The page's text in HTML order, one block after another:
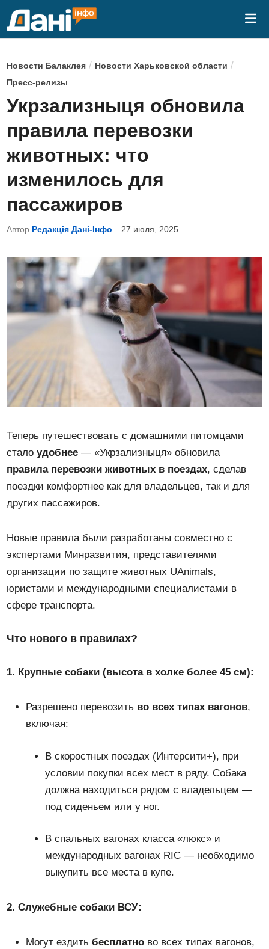
О
п
у
б
л
и
к
о
в
н
Новости Балаклея / Новости Харьковской области /
Пресс-релизы
Укрзализныця обновила
правила перевозки
животных: что
изменилось для
пассажиров
Автор Редакція Дані-Інфо 27 июля, 2025
Теперь путешествовать с домашними питомцами
сталоудобнее — «Укрзализныця» обновила
правила перевозки животных в поездах, сделав
поездки комфортнее как для владельцев, так и для
других пассажиров.
Новые правила были разработаны совместно с
экспертами Минразвития, представителями
организации по защите животных UAnimals,
юристами и международными специалистами в
сфере транспорта.
Что нового в правилах?
1. Крупные собаки (высота в холке более 45 см):
Разрешено перевозить во всех типах вагонов,
включая:
В скоростных поездах (Интерсити+), при
условии покупки всех мест в ряду. Собака
должна находиться рядом с владельцем —
под сиденьем или у ног.
В спальных вагонах класса «люкс» и
международных вагонах RIC — необходимо
выкупить все места в купе.
2. Служебные собаки ВСУ:
Могут ездитьбесплатно во всех типах вагонов,